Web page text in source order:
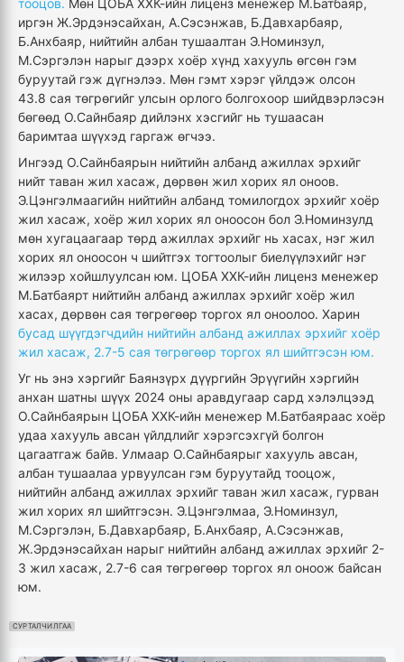
тооцов. Мөн ЦОБА ХХК-ийн лиценз менежер М.Батбаяр,
иргэн Ж.Эрдэнэсайхан, А.Сэсэнжав, Б.Давхарбаяр,
Б.Анхбаяр, нийтийн албан тушаалтан Э.Номинзул,
М.Сэргэлэн нарыг дээрх хоёр хүнд хахууль өгсөн гэм
буруутай гэж дүгнэлээ. Мөн гэмт хэрэг үйлдэж олсон
43.8 сая төгрөгийг улсын орлого болгохоор шийдвэрлэсэн
бөгөөд О.Сайнбаяр дийлэнх хэсгийг нь тушаасан
баримтаа шүүхэд гаргаж өгчээ.
Ингээд О.Сайнбаярын нийтийн албанд ажиллах эрхийг
нийт таван жил хасаж, дөрвөн жил хорих ял оноов.
Э.Цэнгэлмаагийн нийтийн албанд томилогдох эрхийг хоёр
жил хасаж, хоёр жил хорих ял оноосон бол Э.Номинзулд
мөн хугацаагаар төрд ажиллах эрхийг нь хасах, нэг жил
хорих ял оноосон ч шийтгэх тогтоолыг биелүүлэхийг нэг
жилээр хойшлуулсан юм. ЦОБА ХХК-ийн лиценз менежер
М.Батбаярт нийтийн албанд ажиллах эрхийг хоёр жил
хасах, дөрвөн сая төгрөгөөр торгох ял оноолоо. Харин
бусад шүүг­дэгчдийн нийтийн албанд ажиллах эрхийг хоёр
жил хасаж, 2.7-5 сая төгрөгөөр торгох ял шийтгэсэн юм.
Уг нь энэ хэргийг Баянзүрх дүүргийн Эрүү­гийн хэргийн
анхан шатны шүүх 2024 оны аравдугаар сард хэлэлцээд
О.Сайнбаярын ЦОБА ХХК-ийн менежер М.Батбаяраас хоёр
удаа хахууль авсан үйлдлийг хэрэгсэхгүй болгон
цагаатгаж байв. Улмаар О.Сайнбаярыг хахууль авсан,
албан тушаалаа урвуулсан гэм буруутайд тооцож,
нийтийн албанд ажиллах эрхийг таван жил хасаж, гурван
жил хорих ял шийтгэсэн. Э.Цэнгэлмаа, Э.Номинзул,
М.Сэргэлэн, Б.Давхарбаяр, Б.Анхбаяр, А.Сэсэнжав,
Ж.Эрдэнэсайхан нарыг нийтийн албанд ажиллах эрхийг 2-
3 жил хасаж, 2.7-6 сая төгрөгөөр торгох ял оноож байсан
юм.
СУРТАЛЧИЛГАА